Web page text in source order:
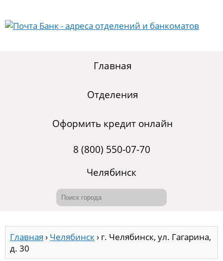
Главная
Отделения
Оформить кредит онлайн
8 (800) 550-07-70
Челябинск
Главная › Челябинск› г. Челябинск, ул. Гагарина,
д. 30